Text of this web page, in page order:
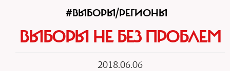
#ВЫБОРЫ/РЕГИОНЫ
ВЫБОРЫ НЕ БЕЗ ПРОБЛЕМ
2018.06.06